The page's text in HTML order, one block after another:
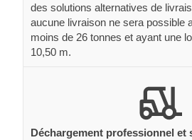
des solutions alternatives de
aucune livraison ne sera possible
moins de 26 tonnes et ayant une
10,50 m.
Déchargement professionnel et